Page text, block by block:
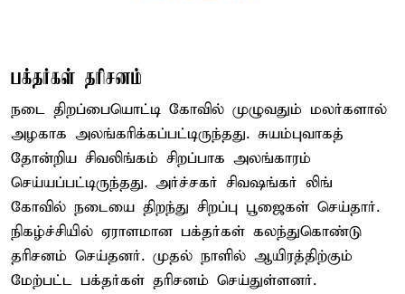
பக்தர்கள் தரிசனம்
நடை திறப்பையொட்டி கோவில் முழுவதும் மலர்களால்
அழகாக அலங்கரிக்கப்பட்டிருந்தது. சுயம்புவாகத்
தோன்றிய சிவலிங்கம் சிறப்பாக அலங்காரம்
செய்யப்பட்டிருந்தது. அர்ச்சகர் சிவஷங்கர் லிங்
கோவில் நடையை திறந்து சிறப்பு பூஜைகள் செய்தார்.
நிகழ்ச்சியில் ஏராளமான பக்தர்கள் கலந்துகொண்டு
தரிசனம் செய்தனர். முதல் நாளில் ஆயிரத்திற்கும்
மேற்பட்ட பக்தர்கள் தரிசனம் செய்துள்ளனர்.